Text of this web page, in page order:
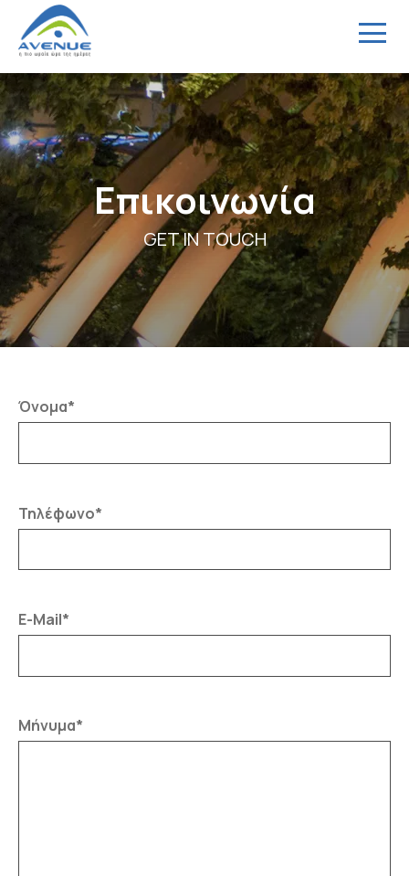
Menu
Επικοινωνία
GET IN TOUCH
Όνομα*
Τηλέφωνο*
Ε-Mail*
Μήνυμα*